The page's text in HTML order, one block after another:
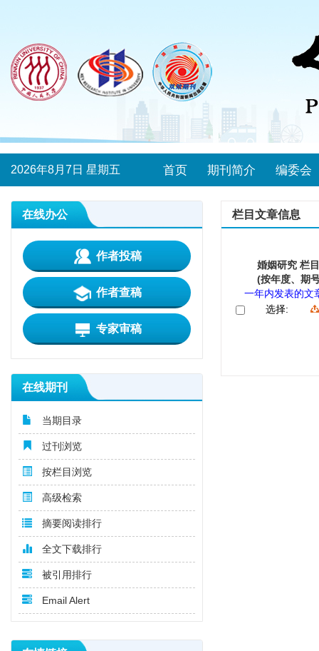
2026年8月7日 星期五 首页 期刊简介 编委会
在线办公
作者投稿
作者查稿
专家审稿
在线期刊
当期目录
过刊浏览
按栏目浏览
高级检索
摘要阅读排行
全文下载排行
被引用排行
Email Alert
栏目文章信息
婚姻研究 栏
(按年度、期
一年内发表的文
选择: